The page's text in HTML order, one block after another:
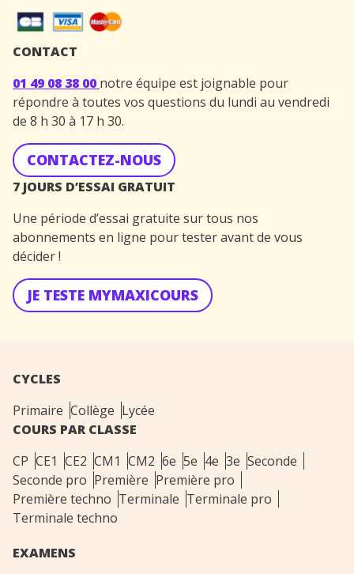
CONTACT
01 49 08 38 00 notre équipe est joignable pour
répondre à toutes vos questions du lundi au vendredi
de 8 h 30 à 17 h 30.
CONTACTEZ-NOUS
7 JOURS D’ESSAI GRATUIT
Une période d’essai gratuite sur tous nos
abonnements en ligne pour tester avant de vous
décider !
JE TESTE MYMAXICOURS
CYCLES
Primaire Collège Lycée
COURS PAR CLASSE
CP CE1 CE2 CM1 CM2 6e 5e 4e 3e Seconde
Seconde pro Première Première pro
Première techno Terminale Terminale pro
Terminale techno
EXAMENS